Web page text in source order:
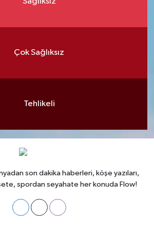
Çok Sağlıksız
Tehlikeli
son dakika haberleri, köşe yazıları,
spordan seyahate her konuda Flow!